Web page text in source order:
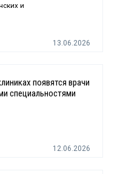
и
13.06.2026
появятся врачи
специальностями
12.06.2026